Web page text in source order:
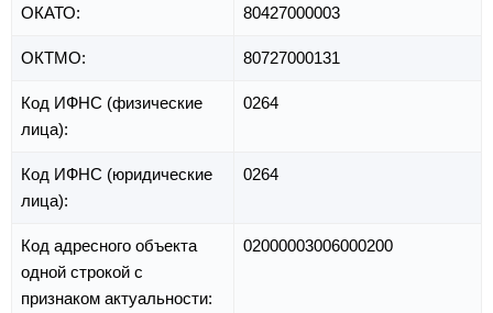
ОКАТО: 80427000003
ОКТМО: 80727000131
Код ИФНС (физические
лица):
0264
Код ИФНС (юридические
лица):
0264
Код адресного объекта
одной строкой с
признаком актуальности:
02000003006000200